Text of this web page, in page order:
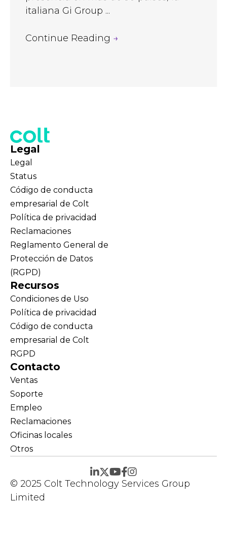
italiana Gi Group ...
Continue Reading →
Legal
Legal
Status
Código de conducta
empresarial de Colt
Política de privacidad
Reclamaciones
Reglamento General de
Protección de Datos
(RGPD)
Recursos
Condiciones de Uso
Política de privacidad
Código de conducta
empresarial de Colt
RGPD
Contacto
Ventas
Soporte
Empleo
Reclamaciones
Oficinas locales
Otros
© 2025 Colt Technology Services Group
Limited